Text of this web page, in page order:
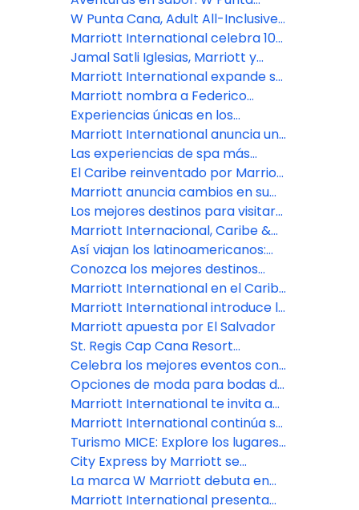
propiedades todo incluido en
Jamaica y Tanzania
mundo
Cana presenta un destino
gastronómico todo incluido audaz
en el caribe
W Punta Cana, Adult All-Inclusive
nombra a Alejandro Larrondo
como Gerente General
Marriott International celebra 10
mil propiedades en el mundo
Jamal Satli Iglesias, Marriott y
Aimbridge anuncian nuevo resort
en Riviera Maya
Marriott International expande su
portafolio de lujo en Perú con dos
conversiones emblemáticas
Marriott nombra a Federico
Greppi como nuevo presidente
para la región CALA
Experiencias únicas en los
destinos más inspiradores de
América Latina, según Marriott
International
Marriott International anuncia un
fuerte crecimiento y expansión
estratégica en el Caribe y
América Latina en 2026
Las experiencias de spa más
exclusivas de Marriott
International en el Caribe y
Latinoamérica para recibir 2026
El Caribe reinventado por Marriott
International
Marriott anuncia cambios en su
liderazgo en EEUU, Canadá y
América Latina
Los mejores destinos para visitar
en 2026
Marriott Internacional, Caribe &
Latinoamérica anuncia con orgullo
sus propiedades reconocidas en
la Guía Michelin Key Hotels 2025
Así viajan los latinoamericanos:
Experiencias únicas y pasión por lo
digital
Conozca los mejores destinos
para turismo bleisure en
Latinoamérica
Marriott International en el Caribe
destaca el incomparable
atractivo de los viajes de verano
en sus resorts de primera
categoría
Marriott International introduce la
marca City Express en Brasil con 7
hoteles
Marriott apuesta por El Salvador
St. Regis Cap Cana Resort
inaugura una nueva era de lujo en
la República Dominicana
Celebra los mejores eventos con
Marriott International en el Caribe
y Latinoamérica
Opciones de moda para bodas de
destino en América Latina
Marriott International te invita a
descubrir tu próximo destino
según tu signo del zodiaco
Marriott International continúa su
sólido crecimiento en el Caribe y
América Latina con la firma de
acuerdos anuales récord en 2024
Turismo MICE: Explore los lugares
más inspiradores de América
Central y del Sur para su próximo
evento
City Express by Marriott se
expande a nuevos países del
Caribe y América Latina
La marca W Marriott debuta en
Brasil con la inauguración de W
Marriott International presenta